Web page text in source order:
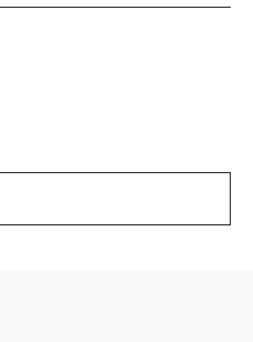
イエロー/ホワイト